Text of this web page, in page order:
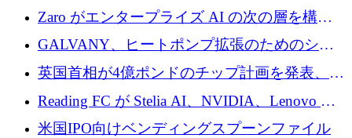
ラットフォームのために 1,700 万ドルを調達
Zaro がエンタープライズ AI の次の層を構築
するために 510 万ドルを獲得
GALVANY、ヒートポンプ拡張のためのシー
ドラウンドで1,000万ユーロを確保
英国首相が4億ポンドのチップ計画を発表、英
国の新興企業は「ここで拡大」し「ここに留
まる」
Reading FC が Stelia AI、NVIDIA、Lenovo と
協力して AI Center of Excellence を立ち上げ
米国IPO向けベンディングスプーンファイル